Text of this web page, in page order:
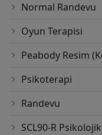
Normal Randevu
Oyun Terapisi
Peabody Resim
Psikoterapi
Randevu
SCL90-R